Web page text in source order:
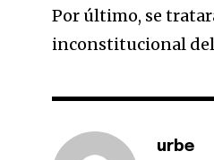
Por último, se
inconstitucional del
urbe